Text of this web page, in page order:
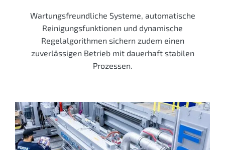
Wartungsfreundliche Systeme, automatische
Reinigungs­funktionen und dynamische
Regelalgorithmen sichern zudem einen
zuverlässigen Betrieb mit dauerhaft stabilen
Prozessen.